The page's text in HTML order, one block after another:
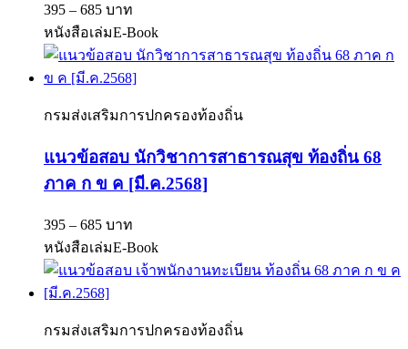
395 – 685 บาท
หนังสือเล่มE-Book
กรมส่งเสริมการปกครองท้องถิ่น
แนวข้อสอบ นักวิชาการสาธารณสุข ท้องถิ่น 68
ภาค ก ข ค [มี.ค.2568]
395 – 685 บาท
หนังสือเล่มE-Book
กรมส่งเสริมการปกครองท้องถิ่น